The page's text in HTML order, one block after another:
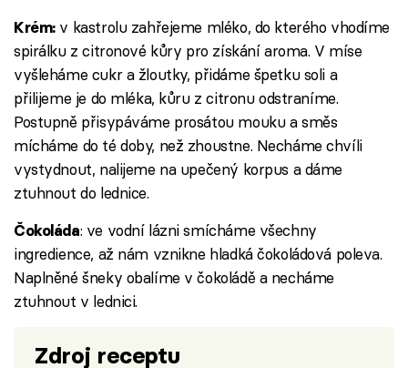
Krém:v kastrolu zahřejeme mléko, do kterého vhodíme
spirálku z citronové kůry pro získání aroma. V míse
vyšleháme cukr a žloutky, přidáme špetku soli a
přilijeme je do mléka, kůru z citronu odstraníme.
Postupně přisypáváme prosátou mouku a směs
mícháme do té doby, než zhoustne. Necháme chvíli
vystydnout, nalijeme na upečený korpus a dáme
ztuhnout do lednice.
Čokoláda: ve vodní lázni smícháme všechny
ingredience, až nám vznikne hladká čokoládová poleva.
Naplněné šneky obalíme v čokoládě a necháme
ztuhnout v lednici.
Zdroj receptu